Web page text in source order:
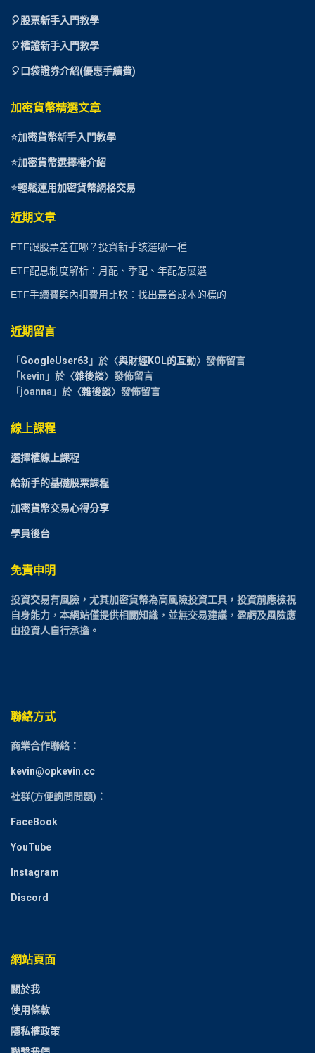
🎈股票新手入門教學
🎈權證新手入門教學
🎈口袋證券介紹(優惠手續費)
加密貨幣精選文章
⭐加密貨幣新手入門教學
⭐加密貨幣選擇權介紹
⭐輕鬆運用加密貨幣網格交易
近期文章
ETF跟股票差在哪？投資新手該選哪一種
ETF配息制度解析：月配、季配、年配怎麼選
ETF手續費與內扣費用比較：找出最省成本的標的
近期留言
「 GoogleUser63 」於〈與財經KOL的互動〉發佈留言
「 kevin 」於〈雜後談〉發佈留言
「 joanna 」於〈雜後談〉發佈留言
線上課程
選擇權線上課程
給新手的基礎股票課程
加密貨幣交易心得分享
學員後台
免責申明
投資交易有風險，尤其加密貨幣為高風險投資工具，投資前應檢視
自身能力，本網站僅提供相關知識，並無交易建議，盈虧及風險應
由投資人自行承擔。
聯絡方式
商業合作聯絡：
kevin@opkevin.cc
社群(方便詢問問題)：
FaceBook
YouTube
Instagram
Discord
網站頁面
關於我
使用條款
隱私權政策